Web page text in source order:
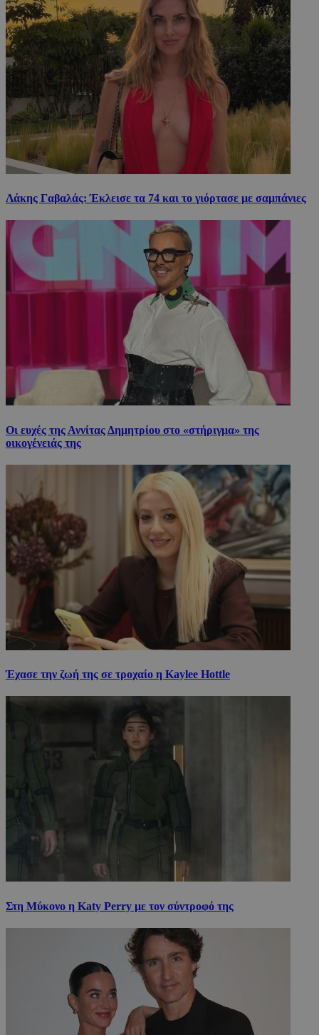
Λάκης Γαβαλάς: Έκλεισε τα 74 και το γιόρτασε με σαμπάνιες
Οι ευχές της Αννίτας Δημητρίου στο «στήριγμα» της
οικογένειάς της
Έχασε την ζωή της σε τροχαίο η Kaylee Hottle
Στη Μύκονο η Katy Perry με τον σύντροφό της